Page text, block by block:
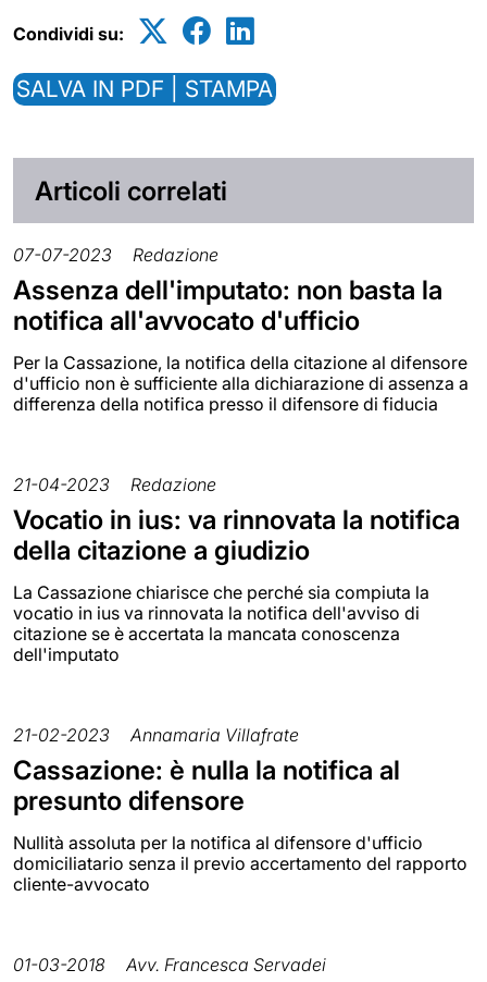
Condividi su:
SALVA IN PDF | STAMPA
Articoli correlati
07-07-2023 Redazione
Assenza dell'imputato: non basta la
notifica all'avvocato d'ufficio
Per la Cassazione, la notifica della citazione al difensore
d'ufficio non è sufficiente alla dichiarazione di assenza a
differenza della notifica presso il difensore di fiducia
21-04-2023 Redazione
Vocatio in ius: va rinnovata la notifica
della citazione a giudizio
La Cassazione chiarisce che perché sia compiuta la
vocatio in ius va rinnovata la notifica dell'avviso di
citazione se è accertata la mancata conoscenza
dell'imputato
21-02-2023 Annamaria Villafrate
Cassazione: è nulla la notifica al
presunto difensore
Nullità assoluta per la notifica al difensore d'ufficio
domiciliatario senza il previo accertamento del rapporto
cliente-avvocato
01-03-2018 Avv. Francesca Servadei